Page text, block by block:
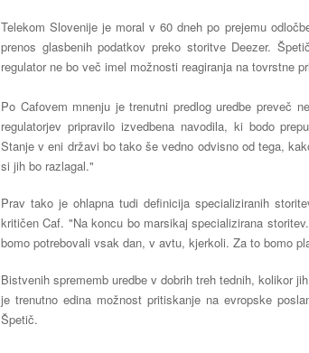
Telekom Slovenije je moral v 60 dneh po prejemu
prenos glasbenih podatkov preko storitve Deezer.
regulator ne bo več imel možnosti reagiranja na tovrstne
Po Cafovem mnenju je trenutni predlog uredbe preveč
regulatorjev pripravilo izvedbena navodila, ki bodo
Stanje v eni državi bo tako še vedno odvisno od tega,
si jih bo razlagal."
Prav tako je ohlapna tudi definicija specializiranih
kritičen Caf. "Na koncu bo marsikaj specializirana
bomo potrebovali vsak dan, v avtu, kjerkoli. Za to bomo
Bistvenih sprememb uredbe v dobrih treh tednih, kolikor
je trenutno edina možnost pritiskanje na evropske
Špetič.